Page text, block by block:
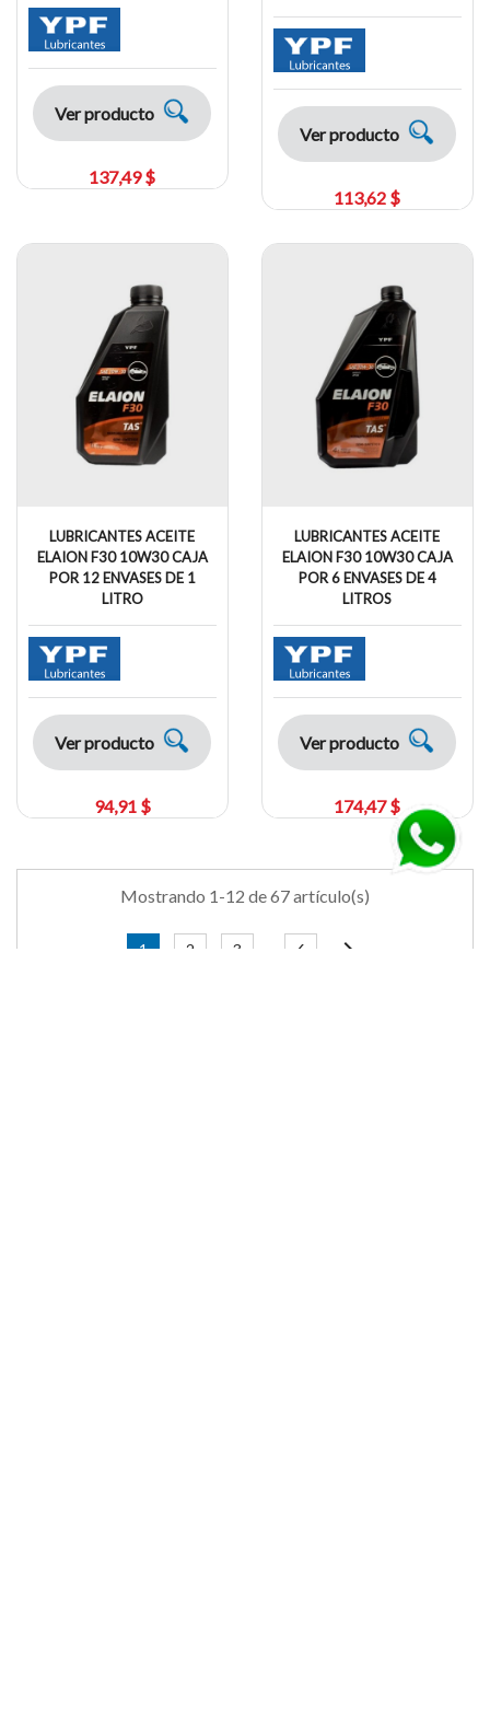
Ver producto
137,49 $
Ver producto
113,62 $
LUBRICANTES ACEITE
ELAION F30 10W30 CAJA
POR 12 ENVASES DE 1
LITRO
Ver producto
94,91 $
LUBRICANTES ACEITE
ELAION F30 10W30 CAJA
POR 6 ENVASES DE 4
LITROS
Ver producto
174,47 $
Mostrando 1-12 de 67 artículo(s)
1 2 3 6 chevron_right